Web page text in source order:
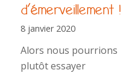
d’émerveillement !
8 janvier 2020
Alors nous pourrions
plutôt essayer